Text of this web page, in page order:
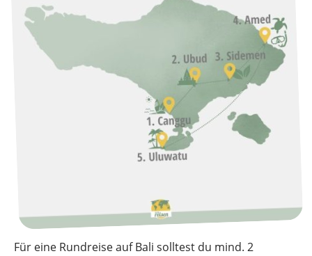
Für eine Rundreise auf Bali solltest du mind. 2